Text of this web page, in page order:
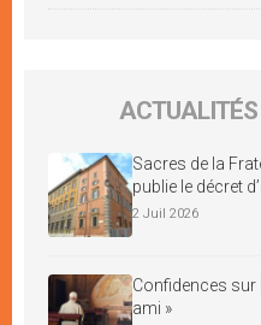
ACTUALITÉS
Sacres de la
publie le décret
2 Juil 2026
Confidences sur
ami »